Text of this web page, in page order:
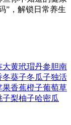
”，解锁日常养生
大黄玳瑁丹参胆南
冬葵子冬瓜子独活
果香蕉橙子葡萄草
子梨柚子哈密瓜